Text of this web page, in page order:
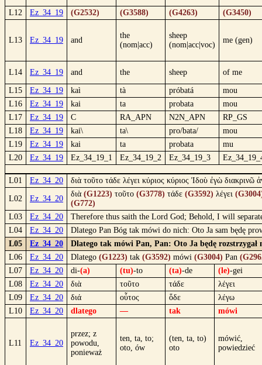
L12 Ez_34_19 (G2532) (G3588) (G4263) (G3450)
L13 Ez_34_19 and
the
(nom|acc)
sheep
(nom|acc|voc)
me (gen)
L14 Ez_34_19 and the sheep of me
L15 Ez_34_19 kaì tà próbatá
mou
L16
Ez_34_19 kai ta probata
mou
L17
Ez_34_19 C RA_APN N2N_APN
RP_GS
L18
Ez_34_19 kai\ ta\ pro/bata/
mou
L19
Ez_34_19 kai ta probata
mu
L20
Ez_34_19 Ez_34_19_1 Ez_34_19_2 Ez_34_19_3
L01 Ez_34_20 διὰ τοῦτο τάδε λέγει κύριος κύριος Ἰδοὺ ἐγὼ
L02 Ez_34_20
διὰ (G1223) τοῦτο (G3778) τάδε (G3592) λέγει
(G772)
L03
Ez_34_20
Therefore thus saith the Lord God; Behold, I will
L04
Ez_34_20
Dlatego Pan Bóg tak mówi do nich: Oto Ja sam będę
L05
Ez_34_20
Dlatego tak mówi Pan, Pan: Oto Ja będę rozstrzygał
L06
Ez_34_20 Dlatego (G1223) tak (G3592) mówi (G3004) Pan
L07
Ez_34_20 di-(a) (tu)-to (ta)-de (le)-gei
L08
Ez_34_20 διὰ τοῦτο τάδε
λέγει
L09
Ez_34_20 διά οὗτος ὅδε
λέγω
L10
Ez_34_20 dlatego — tak mówi
L11 Ez_34_20
przez; z
powodu,
ponieważ
ten, ta, to;
oto, ów
(ten, ta, to)
oto
mówić,
powiedzieć